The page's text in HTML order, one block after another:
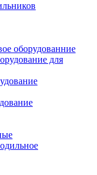
оборудованние
для